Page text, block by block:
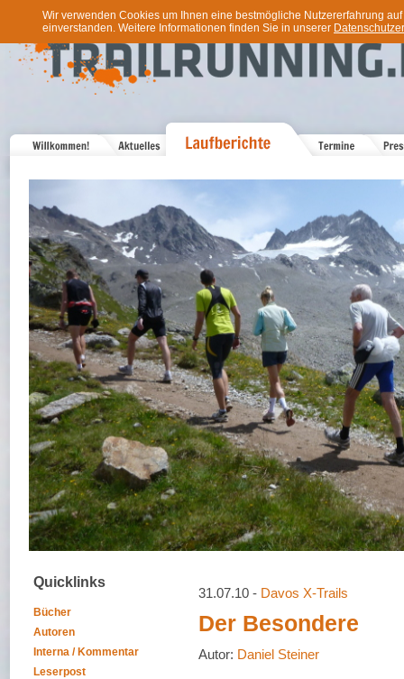
Wir verwenden Cookies um Ihnen eine bestmögliche Nutzererfahrung
einverstanden. Weitere Informationen finden Sie in unserer
Quicklinks
Bücher
Autoren
Interna / Kommentar
Leserpost
31.07.10 - Davos X-Trails
Der Besondere
Autor: Daniel Steiner